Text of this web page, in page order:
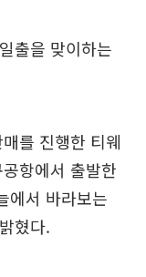
출을 맞이하는
를 진행한 티웨
항에서 출발한
에서 바라보는
혔다.